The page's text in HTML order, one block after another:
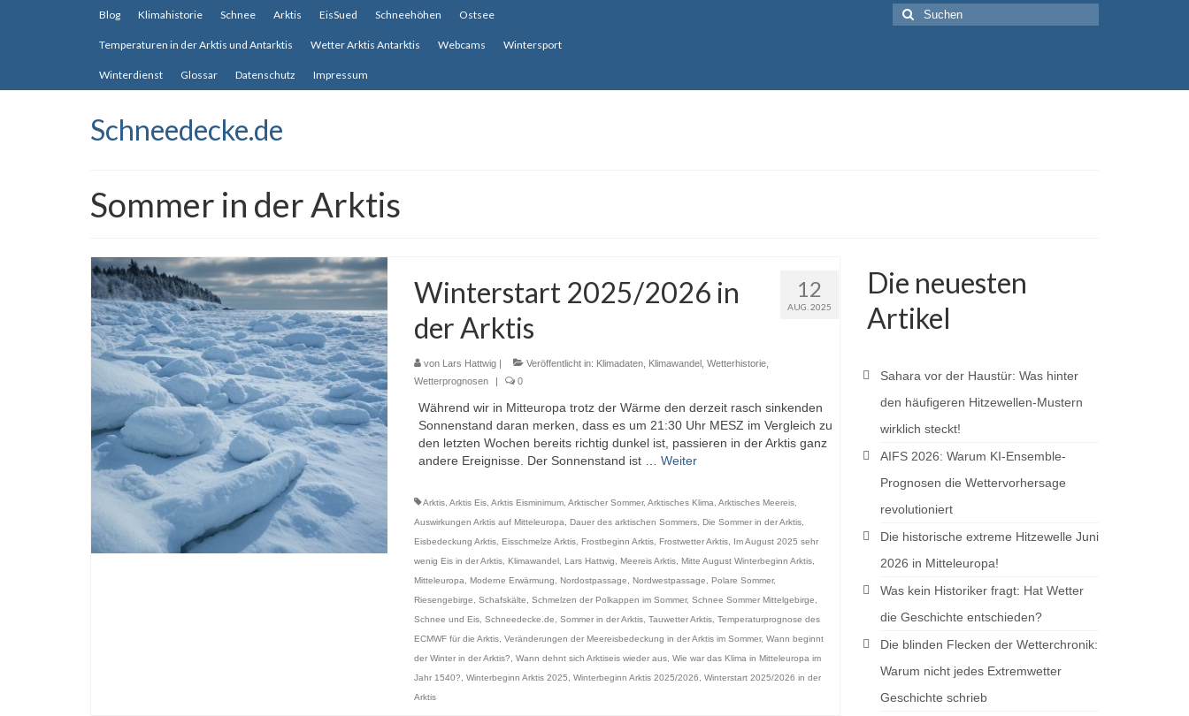
Blog Klimahistorie Schnee Arktis EisSued Schneehöhen Ostsee
Temperaturen in der Arktis und Antarktis Wetter Arktis Antarktis Webcams Wintersport
Winterdienst Glossar Datenschutz Impressum
Suche
nach:
Schneedecke.de
Sommer in der Arktis
12
AUG. 2025
Winterstart 2025/2026 in
der Arktis
von Lars Hattwig| Veröffentlicht in: Klimadaten, Klimawandel, Wetterhistorie,
Wetterprognosen
| 0
Während wir in Mitteuropa trotz der Wärme den derzeit rasch sinkenden
Sonnenstand daran merken, dass es um 21:30 Uhr MESZ im Vergleich zu
den letzten Wochen bereits richtig dunkel ist, passieren in der Arktis ganz
andere Ereignisse. Der Sonnenstand ist … Weiter
Arktis, Arktis Eis, Arktis Eisminimum, Arktischer Sommer, Arktisches Klima Arktisches Meereis,
Auswirkungen Arktis auf Mitteleuropa
Dauer des arktischen Sommers, Die Sommer in der Arktis,
Eisbedeckung Arktis, Eisschmelze Arktis, Frostbeginn Arktis, Frostwetter Arktis,
Im August 2025 sehr
wenig Eis in der Arktis, Klimawandel, Lars Hattwig Meereis Arktis, Mitte August Winterbeginn Arktis,
Mitteleuropa
Moderne Erwärmung Nordostpassage Nordwestpassage Polare Sommer,
Riesengebirge
Schafskälte Schmelzen der Polkappen im Sommer, Schnee Sommer Mittelgebirge
Schnee und Eis, Schneedecke.de Sommer in der Arktis, Tauwetter Arktis, Temperaturprognose des
ECMWF für die Arktis, Veränderungen der Meereisbedeckung in der Arktis im Sommer, Wann beginnt
der Winter in der Arktis?
Wann dehnt sich Arktiseis wieder aus, Wie war das Klima in Mitteleuropa im
Jahr 1540?
Winterbeginn Arktis 2025 Winterbeginn Arktis 2025/2026
Winterstart 2025/2026 in der
Arktis
Die neuesten
Artikel
Sahara vor der Haustür: Was hinter
den häufigeren Hitzewellen-Mustern
wirklich steckt!
AIFS 2026: Warum KI-Ensemble-
Prognosen die Wettervorhersage
revolutioniert
Die historische extreme Hitzewelle Juni
2026 in Mitteleuropa!
Was kein Historiker fragt: Hat Wetter
die Geschichte entschieden?
Die blinden Flecken der Wetterchronik:
Warum nicht jedes Extremwetter
Geschichte schrieb